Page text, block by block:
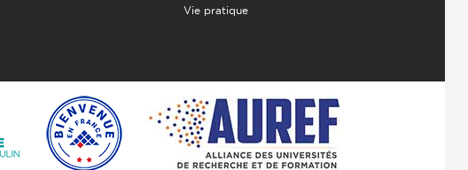
Vie pratique